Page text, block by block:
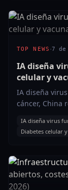
TOP NEWS ·7 de
IA diseña
celular y
IA diseña
cáncer, China
IA diseña virus
Diabetes celular